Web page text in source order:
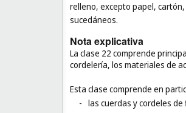
relleno, excepto papel,
sucedáneos.
Nota explicativa
La clase 22 comprende
cordelería, los materiales de
Esta clase comprende en
- las cuerdas y cordeles